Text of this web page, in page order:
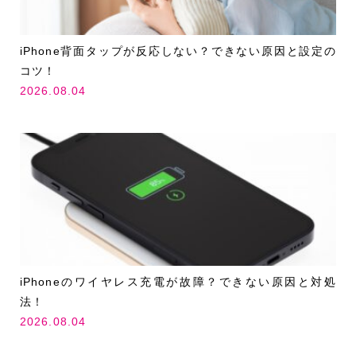
iPhone背面タップが反応しない？できない原因と設定の
コツ！
2026.08.04
iPhoneのワイヤレス充電が故障？できない原因と対処
法！
2026.08.04